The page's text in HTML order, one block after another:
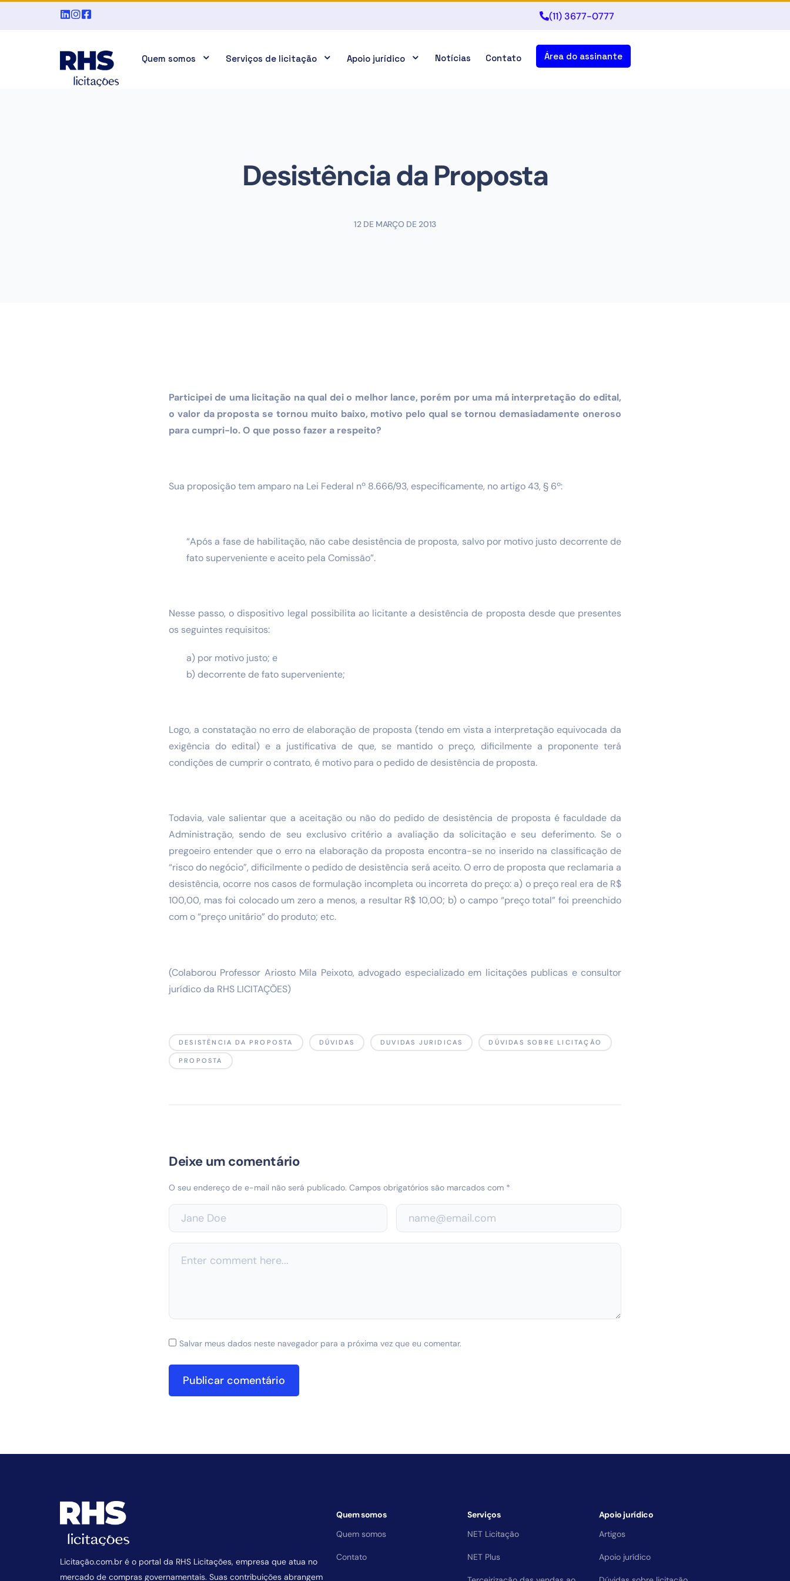
(11) 3677-0777
Quem somos Serviços de licitação Apoio jurídico Notícias Contato Área do assinante
Desistência da Proposta
12 DE MARÇO DE 2013
Participei de uma licitação na qual dei o melhor lance, porém por uma má interpretação do edital,
o valor da proposta se tornou muito baixo, motivo pelo qual se tornou demasiadamente oneroso
para cumpri-lo. O que posso fazer a respeito?
Sua proposição tem amparo na Lei Federal nº 8.666/93, especificamente, no artigo 43, § 6º:
“Após a fase de habilitação, não cabe desistência de proposta, salvo por motivo justo decorrente de
fato superveniente e aceito pela Comissão”.
Nesse passo, o dispositivo legal possibilita ao licitante a desistência de proposta desde que presentes
os seguintes requisitos:
a) por motivo justo; e
b) decorrente de fato superveniente;
Logo, a constatação no erro de elaboração de proposta (tendo em vista a interpretação equivocada da
exigência do edital) e a justificativa de que, se mantido o preço, dificilmente a proponente terá
condições de cumprir o contrato, é motivo para o pedido de desistência de proposta.
Todavia, vale salientar que a aceitação ou não do pedido de desistência de proposta é faculdade da
Administração, sendo de seu exclusivo critério a avaliação da solicitação e seu deferimento. Se o
pregoeiro entender que o erro na elaboração da proposta encontra-se no inserido na classificação de
“risco do negócio”, dificilmente o pedido de desistência será aceito. O erro de proposta que reclamaria a
desistência, ocorre nos casos de formulação incompleta ou incorreta do preço: a) o preço real era de R$
100,00, mas foi colocado um zero a menos, a resultar R$ 10,00; b) o campo “preço total” foi preenchido
com o “preço unitário” do produto; etc.
(Colaborou Professor Ariosto Mila Peixoto, advogado especializado em licitações publicas e consultor
jurídico da RHS LICITAÇÕES)
DESISTÊNCIA DA PROPOSTA DÚVIDAS DUVIDAS JURIDICAS DÚVIDAS SOBRE LICITAÇÃO
PROPOSTA
Deixe um comentário
O seu endereço de e-mail não será publicado. Campos obrigatórios são marcados com *
Salvar meus dados neste navegador para a próxima vez que eu comentar.
Licitação.com.br é o portal da RHS Licitações, empresa que atua no
mercado de compras governamentais. Suas contribuições abrangem
Quem somos
Quem somos
Contato
Serviços
NET Licitação
NET Plus
Apoio jurídico
Artigos
Apoio jurídico